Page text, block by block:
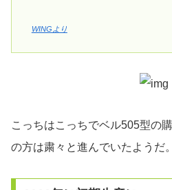
WINGより
こっちはこっちでベル505型の
の方は粛々と進んでいたようだ。